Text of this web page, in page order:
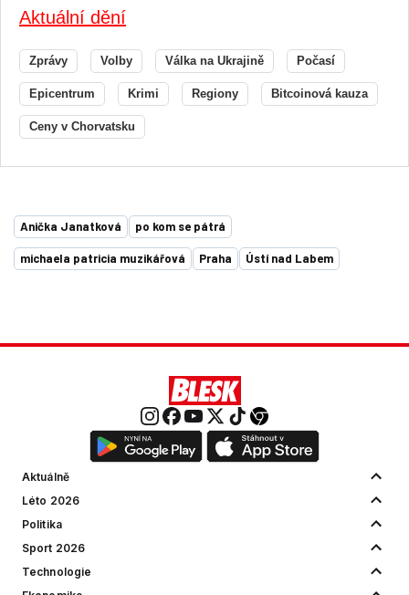
Aktuální dění
Zprávy Volby Válka na Ukrajině Počasí
Epicentrum Krimi Regiony Bitcoinová kauza
Ceny v Chorvatsku
Anička Janatková po kom se pátrá
michaela patricia muzikářová Praha Ústí nad Labem
Aktuálně
Léto 2026
Politika
Sport 2026
Technologie